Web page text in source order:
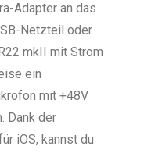
Adapter an das
Netzteil oder
mkII mit Strom
ein
mit +48V
Dank der
iOS, kannst du